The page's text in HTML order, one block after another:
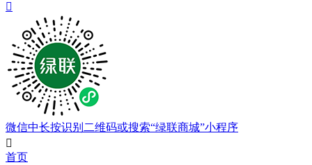

微信中长按识别二维码或搜索“绿联商城”小程序

首页